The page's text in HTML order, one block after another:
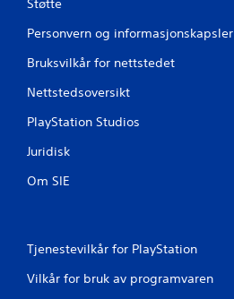
Støtte
Personvern og informasjonskapsler
Bruksvilkår for nettstedet
Nettstedsoversikt
PlayStation Studios
Juridisk
Om SIE
Tjenestevilkår for PlayStation
Vilkår for bruk av programvaren